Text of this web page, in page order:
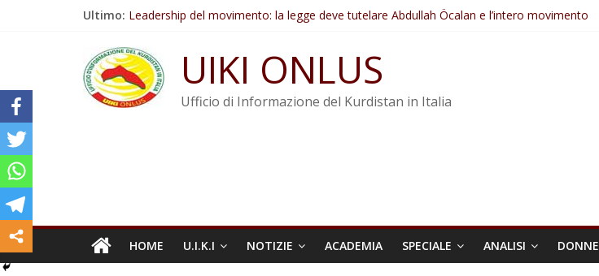
Ultimo: Leadership del movimento: la legge deve tutelare Abdullah Öcalan e l’intero movimento
Non tenere conto della situazione di Rêber Apo ostacolerebbe l’attuazione della legge
Il KNK chiede un’azione internazionale contro i crimini di guerra dell’Iran
Abdullah Öcalan: Le legge negativa deve essere trasformata in legge positiva
UIKI ONLUS
Ufficio di Informazione del Kurdistan in Italia
HOME U.I.K.I NOTIZIE ACADEMIA SPECIALE ANALISI DONNE